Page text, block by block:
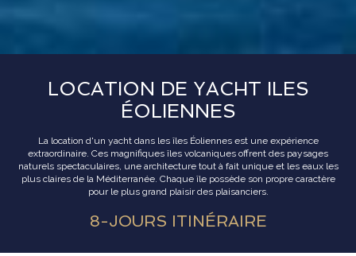
LOCATION DE YACHT ILES
ÉOLIENNES
La location d'un yacht dans les îles Éoliennes est une expérience
extraordinaire. Ces magnifiques îles volcaniques offrent des paysages
naturels spectaculaires, une architecture tout à fait unique et les eaux les
plus claires de la Méditerranée. Chaque île possède son propre caractère
pour le plus grand plaisir des plaisanciers.
8-JOURS ITINÉRAIRE